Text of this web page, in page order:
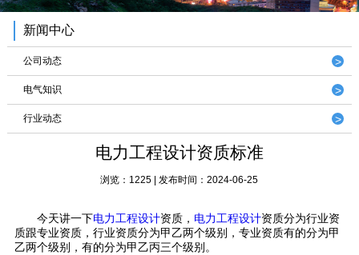
新闻中心
公司动态
电气知识
行业动态
电力工程设计资质标准
浏览：1225 | 发布时间：2024-06-25
今天讲一下电力工程设计资质， 电力工程设计资质分为行业资
质跟专业资质，行业资质分为甲乙两个级别，专业资质有的分为甲
乙两个级别，有的分为甲乙丙三个级别。